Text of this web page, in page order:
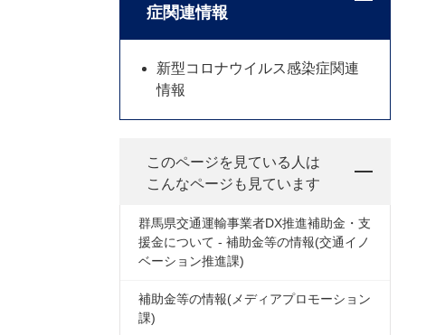
症関連情報
新型コロナウイルス感染症関連
情報
このページを見ている人は
こんなページも見ています
群馬県交通運輸事業者DX推進補助金・支
援金について - 補助金等の情報(交通イノ
ベーション推進課)
補助金等の情報(メディアプロモーション
課)